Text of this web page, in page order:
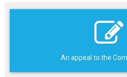
An appeal to the